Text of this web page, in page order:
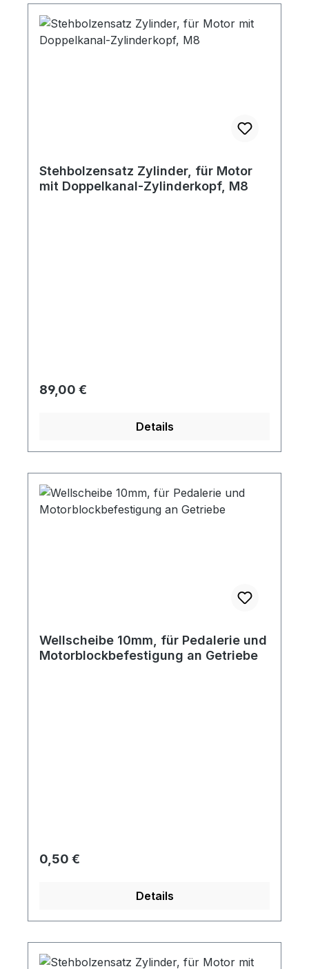
Stehbolzensatz Zylinder, für Motor
mit Doppelkanal-Zylinderkopf, M8
Regulärer Preis:
89,00 €
Details
Wellscheibe 10mm, für Pedalerie und
Motorblockbefestigung an Getriebe
Regulärer Preis:
0,50 €
Details